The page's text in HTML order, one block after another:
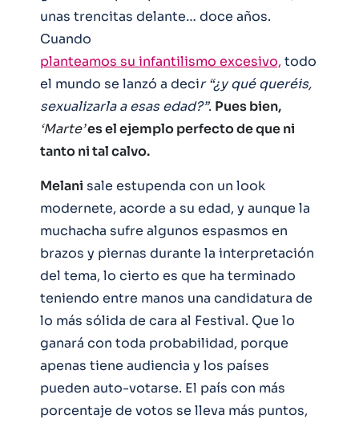
unas trencitas delante… doce años.
Cuando
planteamos su infantilismo excesivo, todo
el mundo se lanzó a decir “¿y qué queréis,
sexualizarla a esas edad?”. Pues bien,
‘Marte’es el ejemplo perfecto de que ni
tanto ni tal calvo.
Melani sale estupenda con un look
modernete, acorde a su edad, y aunque la
muchacha sufre algunos espasmos en
brazos y piernas durante la interpretación
del tema, lo cierto es que ha terminado
teniendo entre manos una candidatura de
lo más sólida de cara al Festival. Que lo
ganará con toda probabilidad, porque
apenas tiene audiencia y los países
pueden auto-votarse. El país con más
porcentaje de votos se lleva más puntos,